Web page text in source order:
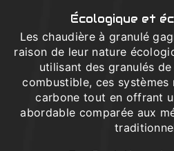
Écologique et
Les chaudière à granulé
raison de leur nature
utilisant des granulés
combustible, ces
carbone tout en offrant
abordable comparée aux